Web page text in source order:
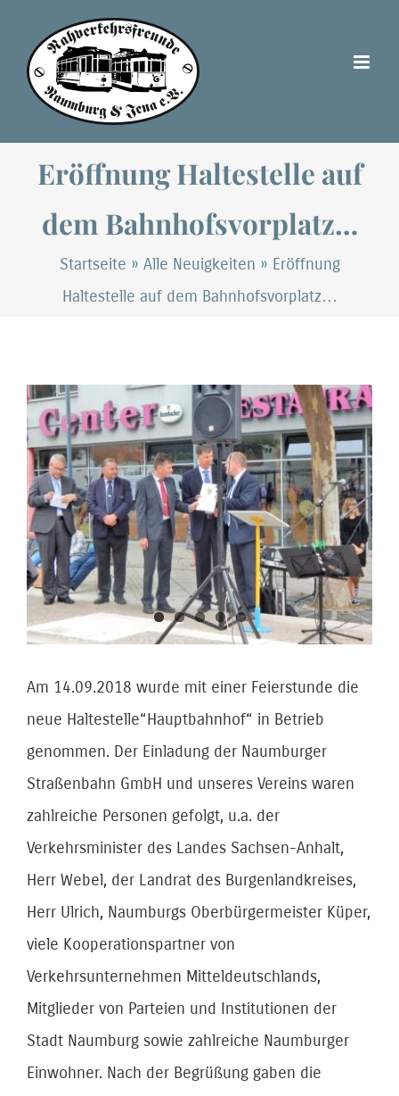
Inhalt
springen
Eröffnung Haltestelle auf
dem Bahnhofsvorplatz…
Startseite » Alle Neuigkeiten » Eröffnung
Haltestelle auf dem Bahnhofsvorplatz…
Zeige
grösseres
Bild
Am 14.09.2018 wurde mit einer Feierstunde die
neue Haltestelle“Hauptbahnhof“ in Betrieb
genommen. Der Einladung der Naumburger
Straßenbahn GmbH und unseres Vereins waren
zahlreiche Personen gefolgt, u.a. der
Verkehrsminister des Landes Sachsen-Anhalt,
Herr Webel, der Landrat des Burgenlandkreises,
Herr Ulrich, Naumburgs Oberbürgermeister Küper,
viele Kooperationspartner von
Verkehrsunternehmen Mitteldeutschlands,
Mitglieder von Parteien und Institutionen der
Stadt Naumburg sowie zahlreiche Naumburger
Einwohner. Nach der Begrüßung gaben die